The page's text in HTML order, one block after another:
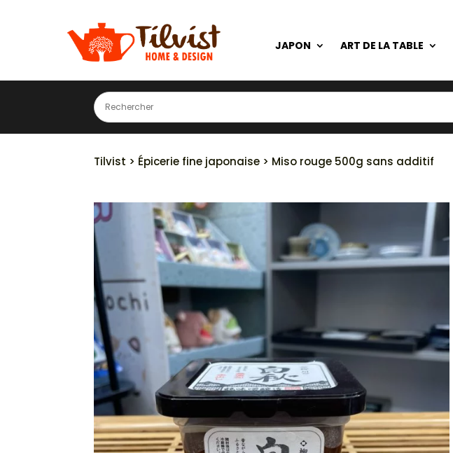
JAPON ART DE LA TABLE
Tilvist > Épicerie fine japonaise > Miso rouge 500g sans additif